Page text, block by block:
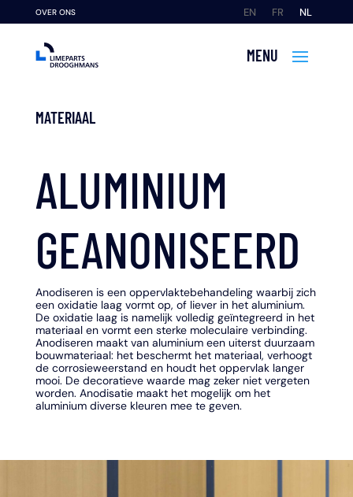
OVER ONS NL
FR
EN
MATERIAAL
ALUMINIUM
GEANONISEERD
Anodiseren is een oppervlaktebehandeling waarbij zich
een oxidatie laag vormt op, of liever in het aluminium.
De oxidatie laag is namelijk volledig geïntegreerd in het
materiaal en vormt een sterke moleculaire verbinding.
Anodiseren maakt van aluminium een uiterst duurzaam
bouwmateriaal: het beschermt het materiaal, verhoogt
de corrosieweerstand en houdt het oppervlak langer
mooi. De decoratieve waarde mag zeker niet vergeten
worden. Anodisatie maakt het mogelijk om het
aluminium diverse kleuren mee te geven.